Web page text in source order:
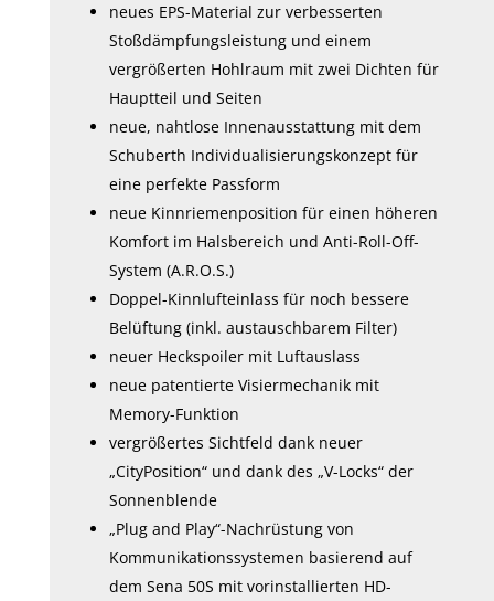
neues EPS-Material zur verbesserten
Stoßdämpfungsleistung und einem
vergrößerten Hohlraum mit zwei Dichten für
Hauptteil und Seiten
neue, nahtlose Innenausstattung mit dem
Schuberth Individualisierungskonzept für
eine perfekte Passform
neue Kinnriemenposition für einen höheren
Komfort im Halsbereich und Anti-Roll-Off-
System (A.R.O.S.)
Doppel-Kinnlufteinlass für noch bessere
Belüftung (inkl. austauschbarem Filter)
neuer Heckspoiler mit Luftauslass
neue patentierte Visiermechanik mit
Memory-Funktion
vergrößertes Sichtfeld dank neuer
„CityPosition“ und dank des „V-Locks“ der
Sonnenblende
„Plug and Play“-Nachrüstung von
Kommunikationssystemen basierend auf
dem Sena 50S mit vorinstallierten HD-